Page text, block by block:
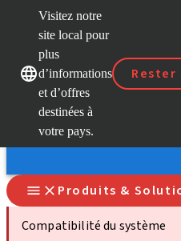
Visitez notre
site local pour
plus
d’informations
et d’offres
destinées à
votre pays.
Rester
Nos
Produits &
Compatibilité du système